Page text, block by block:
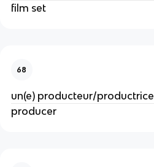
film set
68
un(e) producteur/productrice
producer